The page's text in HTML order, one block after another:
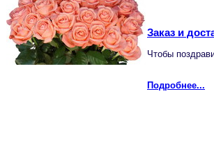
Заказ и
Чтобы
Подробнее...